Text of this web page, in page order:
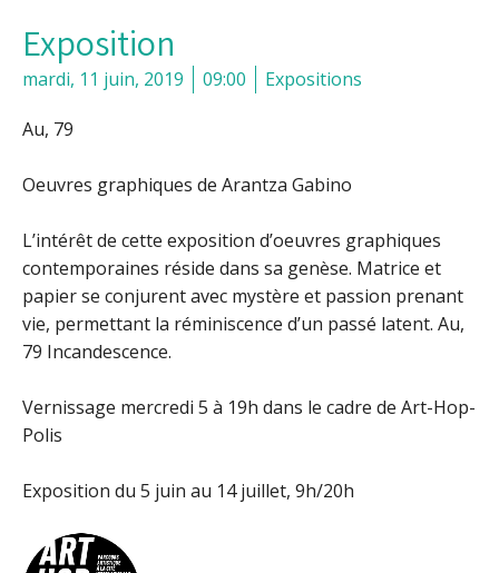
Exposition
mardi, 11 juin, 2019 09:00 Expositions
Au, 79
Oeuvres graphiques de Arantza Gabino
L’intérêt de cette exposition d’oeuvres graphiques
contemporaines réside dans sa genèse. Matrice et
papier se conjurent avec mystère et passion prenant
vie, permettant la réminiscence d’un passé latent. Au,
79 Incandescence.
Vernissage mercredi 5 à 19h dans le cadre de Art-Hop-
Polis
Exposition du 5 juin au 14 juillet, 9h/20h